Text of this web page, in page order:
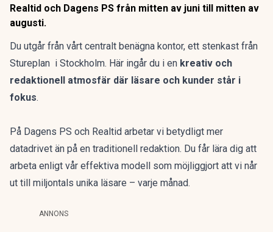
Realtid och Dagens PS från mitten av juni till mitten av
augusti.
Du utgår från vårt centralt benägna kontor, ett stenkast från
Stureplan i Stockholm. Här ingår du i en kreativ och
redaktionell atmosfär där läsare och kunder står i
fokus.
På Dagens PS och Realtid arbetar vi betydligt mer
datadrivet än på en traditionell redaktion. Du får lära dig att
arbeta enligt vår effektiva modell som möjliggjort att vi når
ut till miljontals unika läsare – varje månad.
ANNONS